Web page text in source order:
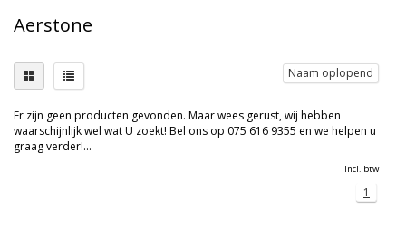
Aerstone
Naam oplopend
Er zijn geen producten gevonden. Maar wees gerust, wij hebben
waarschijnlijk wel wat U zoekt! Bel ons op 075 616 9355 en we helpen u
graag verder!...
Incl. btw
1